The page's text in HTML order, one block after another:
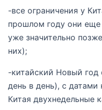
-все ограничения у
прошлом году они еще
уже значительно
них);
-китайский Новый год
день в день), с датами
Китая двухнедельные